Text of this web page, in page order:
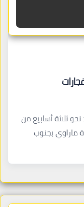
ثلاثة أسابيع من
ماراوي بجنوب